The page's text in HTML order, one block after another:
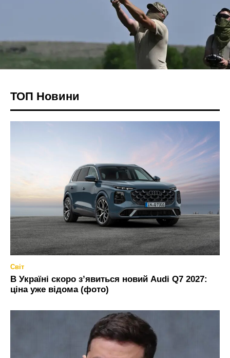
ТОП Новини
Світ
В Україні скоро з’явиться новий Audi Q7 2027:
ціна уже відома (фото)